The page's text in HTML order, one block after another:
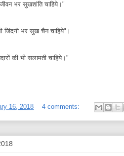
भर सुखशांति चाहिये।"
जिंदगी भर सुख चैन चाहिये"।
की भी सलामती चाहिये।"
16, 2018 4 comments: